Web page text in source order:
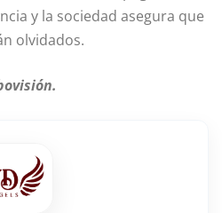
y la sociedad asegura que
olvidados.